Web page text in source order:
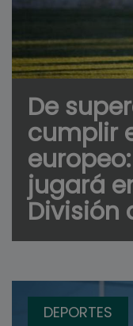
De
cumplir
jugará
División
DEPORTES